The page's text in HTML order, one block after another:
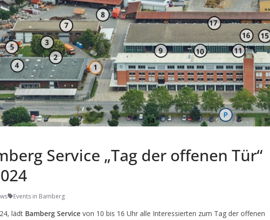
Service „Tag der offenen Tür“
Events in Bamberg
lädt Bamberg Service von 10 bis 16 Uhr alle Interessierten zum Tag der offenen